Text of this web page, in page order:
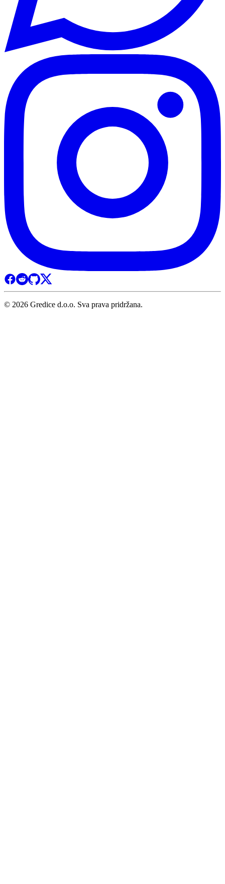
© 2026 Gredice d.o.o. Sva prava pridržana.